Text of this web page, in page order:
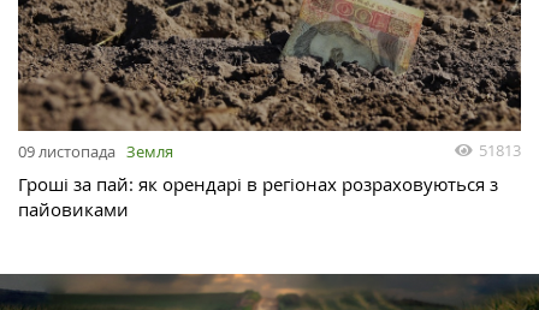
09 листопада Земля 51813
Гроші за пай: як орендарі в регіонах розраховуються з
пайовиками